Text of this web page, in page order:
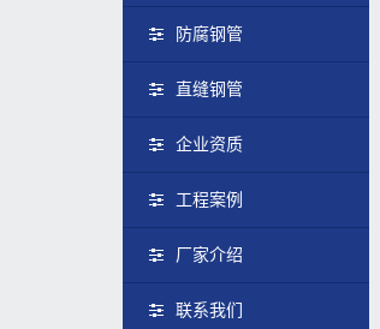
防腐钢管
直缝钢管
企业资质
工程案例
厂家介绍
联系我们